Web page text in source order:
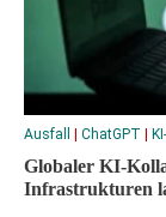
Ausfall ChatGPT
Globaler KI-
Infrastrukturen